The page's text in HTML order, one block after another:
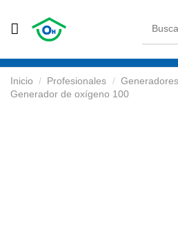
Inicio Profesionales
Generador de oxígeno 100